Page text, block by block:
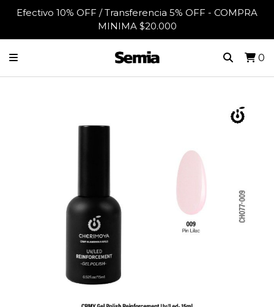
Efectivo 10% OFF / Transferencia 5% OFF - COMPRA
MINIMA $20.000
0